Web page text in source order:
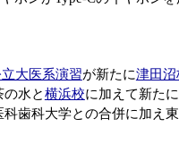
大医系演習が新たに津田沼
の水と横浜校に加えて新た
科歯科大学との合併に加え